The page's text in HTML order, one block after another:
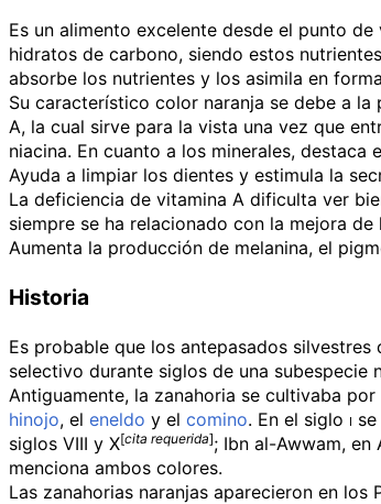
Es un alimento excelente desde el punto
hidratos de carbono, siendo estos
absorbe los nutrientes y los asimila en
Su característico color naranja se debe a
A, la cual sirve para la vista una vez que
niacina. En cuanto a los minerales,
Ayuda a limpiar los dientes y estimula la
La deficiencia de vitamina A dificulta ver
siempre se ha relacionado con la mejora de
Aumenta la producción de melanina, el
Historia
Es probable que los antepasados
selectivo durante siglos de una subespecie
Antiguamente, la zanahoria se cultivaba
hinojo, el eneldo y el comino. En el siglo i
siglos VIII y X[cita requerida]; Ibn al-Awwam,
menciona ambos colores.
Las zanahorias naranjas aparecieron en los